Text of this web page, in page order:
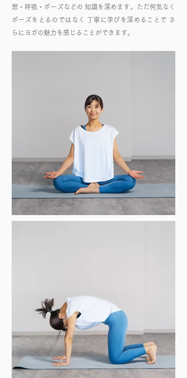
想・呼吸・ポーズなどの 知識を深めます。ただ何気なく
ポーズをとるのではなく 丁寧に学びを深めることで さ
らにヨガの魅力を感じることができます。